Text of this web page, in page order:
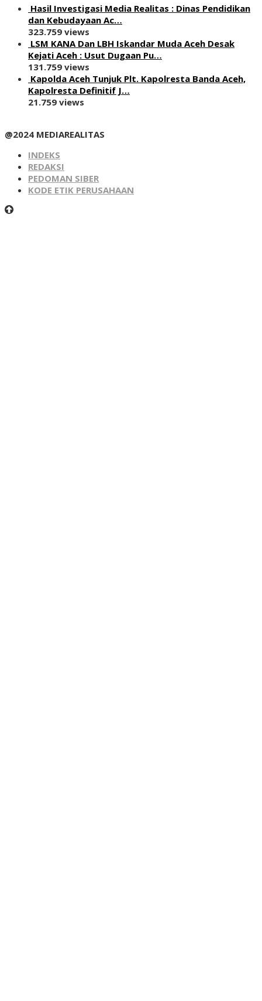
Hasil Investigasi Media Realitas : ‎Dinas Pendidikan
dan Kebudayaan Ac…
323.759 views
LSM KANA Dan LBH Iskandar Muda Aceh Desak
Kejati Aceh : Usut Dugaan Pu…
131.759 views
Kapolda Aceh Tunjuk Plt. Kapolresta Banda Aceh,
Kapolresta Definitif J…
21.759 views
@2024 MEDIAREALITAS
INDEKS
REDAKSI
PEDOMAN SIBER
KODE ETIK PERUSAHAAN